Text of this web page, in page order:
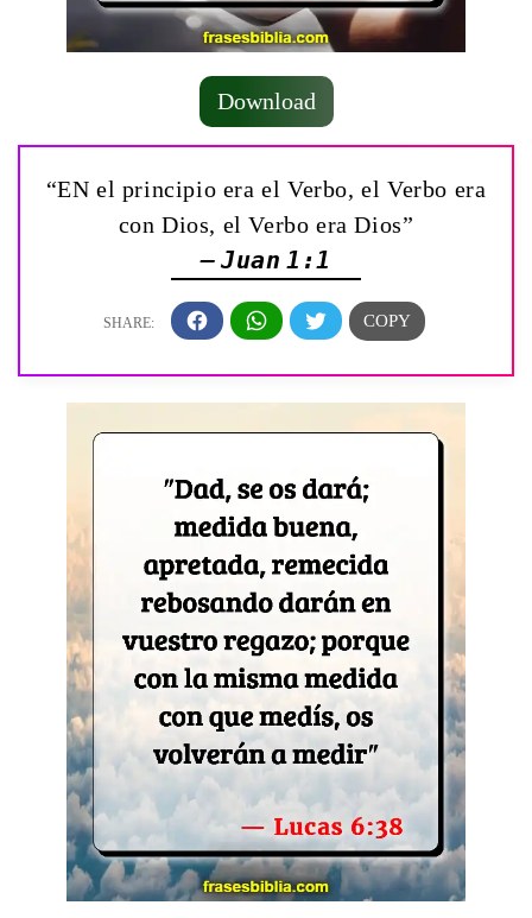
Download
“EN el principio era el Verbo, el Verbo era
con Dios, el Verbo era Dios”
— Juan 1:1